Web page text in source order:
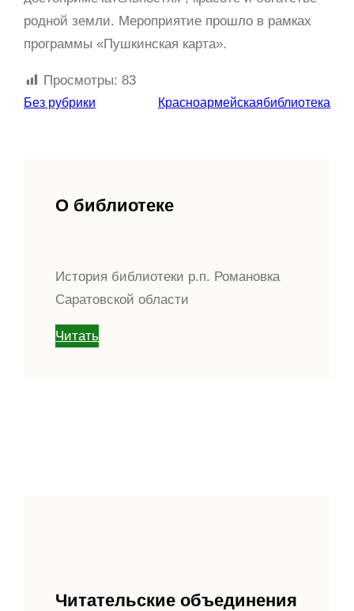
родной земли. Мероприятие прошло в рамках
программы «Пушкинская карта».
Просмотры: 83
Без рубрики Красноармейскаябиблиотека
О библиотеке
История библиотеки р.п. Романовка
Саратовской области
Читать
Читательские объединения